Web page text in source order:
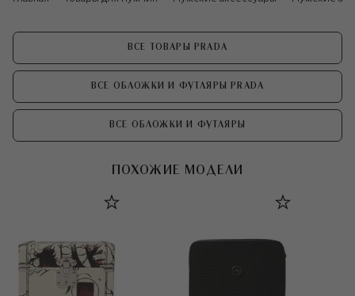
ВСЕ ТОВАРЫ PRADA
ВСЕ ОБЛОЖКИ И ФУТЛЯРЫ PRADA
ВСЕ ОБЛОЖКИ И ФУТЛЯРЫ
ПОХОЖИЕ МОДЕЛИ